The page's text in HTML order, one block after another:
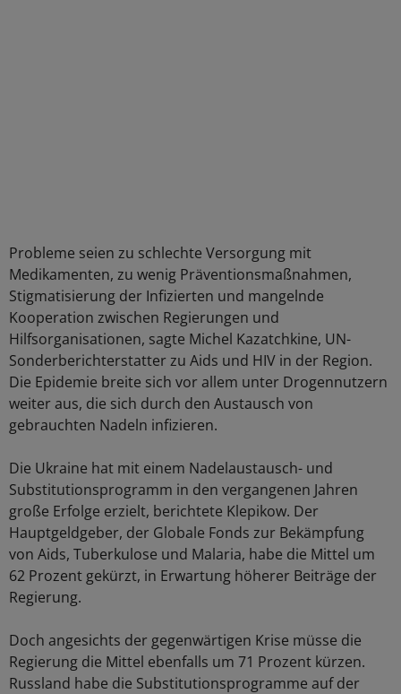
Probleme seien zu schlechte Versorgung mit
Medikamenten, zu wenig Präventionsmaßnahmen,
Stigmatisierung der Infizierten und mangelnde
Kooperation zwischen Regierungen und
Hilfsorganisationen, sagte Michel Kazatchkine, UN-
Sonderberichterstatter zu Aids und HIV in der Region.
Die Epidemie breite sich vor allem unter Drogennutzern
weiter aus, die sich durch den Austausch von
gebrauchten Nadeln infizieren.
Die Ukraine hat mit einem Nadelaustausch- und
Substitutionsprogramm in den vergangenen Jahren
große Erfolge erzielt, berichtete Klepikow. Der
Hauptgeldgeber, der Globale Fonds zur Bekämpfung
von Aids, Tuberkulose und Malaria, habe die Mittel um
62 Prozent gekürzt, in Erwartung höherer Beiträge der
Regierung.
Doch angesichts der gegenwärtigen Krise müsse die
Regierung die Mittel ebenfalls um 71 Prozent kürzen.
Russland habe die Substitutionsprogramme auf der